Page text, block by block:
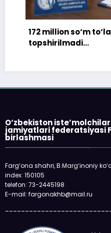
172 million so‘m
topshirilmadi…
O‘zbekiston
jamiyatlari federatsiyasi
birlashmasi
Farg‘ona shahri, B.Marg‘inoniy
index: 150105
telefon: 73-2445198
E-mail: fargonakhb@mail.ru